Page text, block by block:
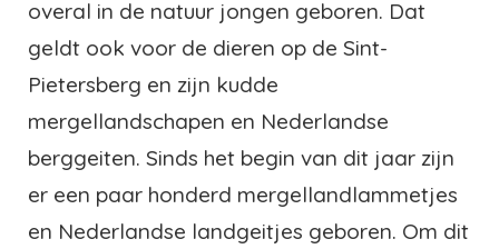
overal in de natuur jongen geboren. Dat
geldt ook voor de dieren op de Sint-
Pietersberg en zijn kudde
mergellandschapen en Nederlandse
berggeiten. Sinds het begin van dit jaar zijn
er een paar honderd mergellandlammetjes
en Nederlandse landgeitjes geboren. Om dit